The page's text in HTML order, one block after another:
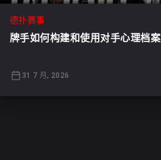
德扑赛事
牌手如何构建和使用对手心理档案
31 7 月, 2026